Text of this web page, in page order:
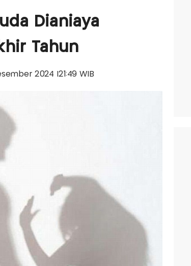
Dianiaya
Tahun
2024 |21:49 WIB